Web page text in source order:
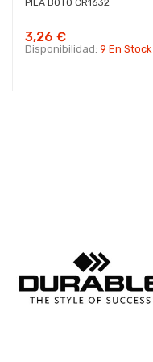
PILA BOTO CR1632
3,26 €
Disponibilidad: 9 En Stock